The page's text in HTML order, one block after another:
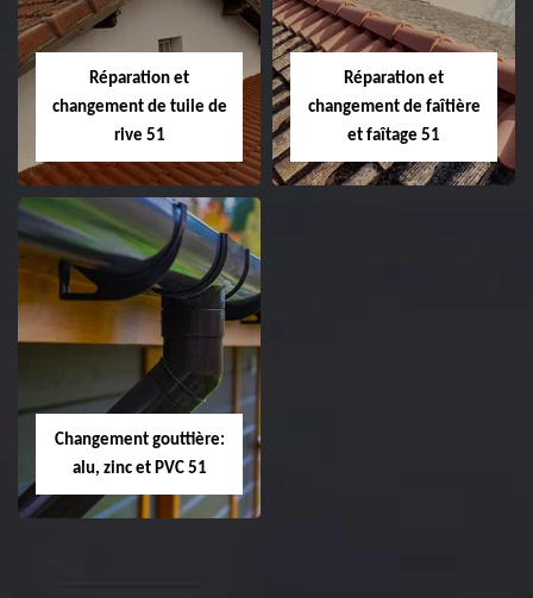
et toiture 51
Marne
toiture 51
Réparation et
changement de tuile de
rive 51
Réparation et
changement de
tuile de rive 51
Réparation et
changement de faîtière
et faîtage 51
Changement gouttière:
alu, zinc et PVC 51